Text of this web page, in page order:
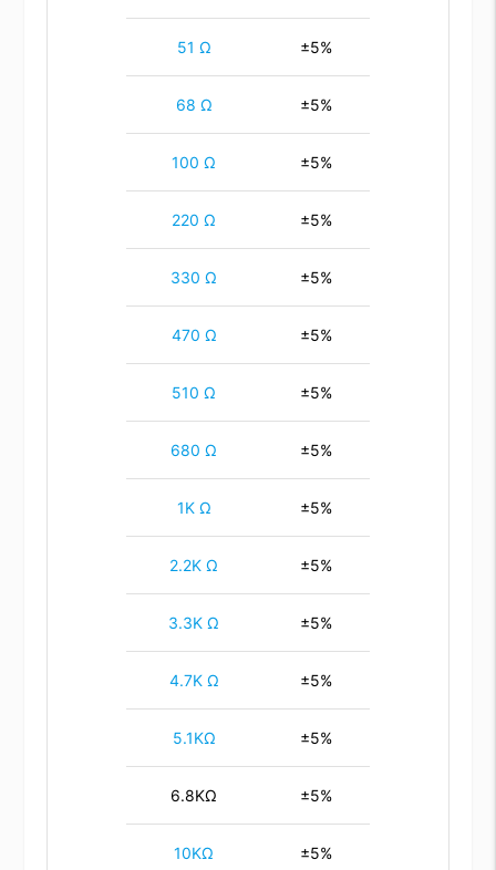
51 Ω ±5%
68 Ω ±5%
100 Ω ±5%
220 Ω ±5%
330 Ω ±5%
470 Ω ±5%
510 Ω ±5%
680 Ω ±5%
1K Ω ±5%
2.2K Ω ±5%
3.3K Ω ±5%
4.7K Ω ±5%
5.1KΩ ±5%
6.8KΩ ±5%
10KΩ ±5%